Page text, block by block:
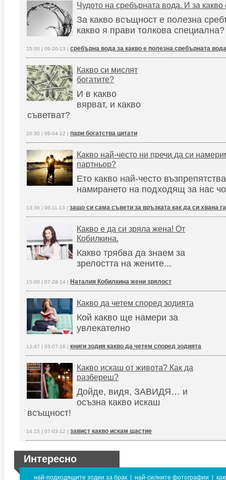
Чудото на сребърната вода. И за какво
За какво всъщност е полезна
какво я прави толкова специална?
15:00 | 09-20-13 | сребърна вода за какво е полезна сребърната вода
Какво си мислят
богатите?
И в какво
вярват, и какво
съветват?
20:30 | 08-04-12 | пари богатства цитати
Какво най-често ни пречи да си
партньор?
Ето какво най-често възпрепятства
намирането на подходящ за нас
13:36 | 06-11-13 | защо си сама съвети за връзката как да си хвана
Какво е да си зряла жена! От
Кобилкина.
Какво трябва да знаем за
зрелостта на жените...
15:00 | 07-28-14 | Наталия Кобилкина жени зрялост
Какво да четем според зодията
Кой какво ще намери за
увлекателно
13:47 | 03-07-16 | книги зодия какво да четем според зодията
Какво искаш от живота? Как да
разбереш?
Дойде, видя, ЗАВИДЯ… и
осъзна какво искаш
всъщност!
14:15 | 07-03-12 | завист какво искам щастие
Интересно
най-подходящите зодии за брак най-силните фотографии